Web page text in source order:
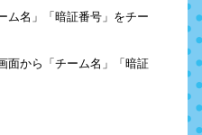
ム名」「暗証番号」をチー
面から「チーム名」「暗証